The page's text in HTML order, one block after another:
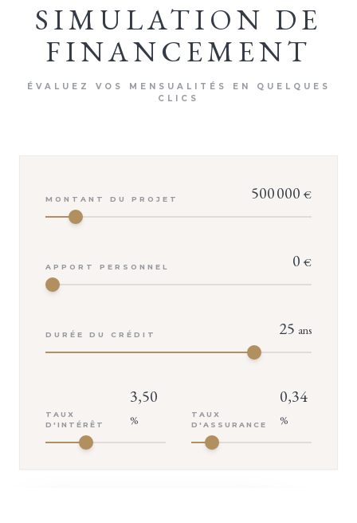
SIMULATION DE
FINANCEMENT
ÉVALUEZ VOS MENSUALITÉS EN QUELQUES
CLICS
MONTANT DU PROJET 500 000 €
APPORT PERSONNEL 0 €
DURÉE DU CRÉDIT 25 ans
TAUX
D'INTÉRÊT
3,50
%
TAUX
D'ASSURANCE
0,34
%